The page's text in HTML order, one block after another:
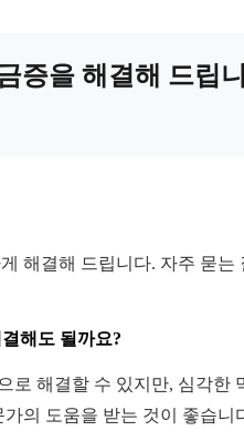
증을 해결해 드립
해결해 드립니다. 자주 묻는
해도 될까요?
로 해결할 수 있지만, 심각한
의 도움을 받는 것이 좋습니